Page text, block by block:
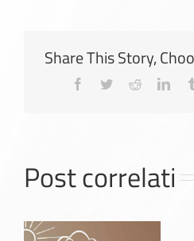
Share This Story,
Facebook
TwitterReddit
Post correlati